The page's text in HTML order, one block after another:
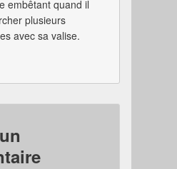
embêtant quand il
plusieurs
avec sa valise.